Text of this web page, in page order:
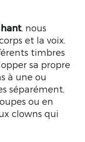
, nous
et la voix.
timbres
sa propre
à une ou
séparément,
ou en
clowns qui